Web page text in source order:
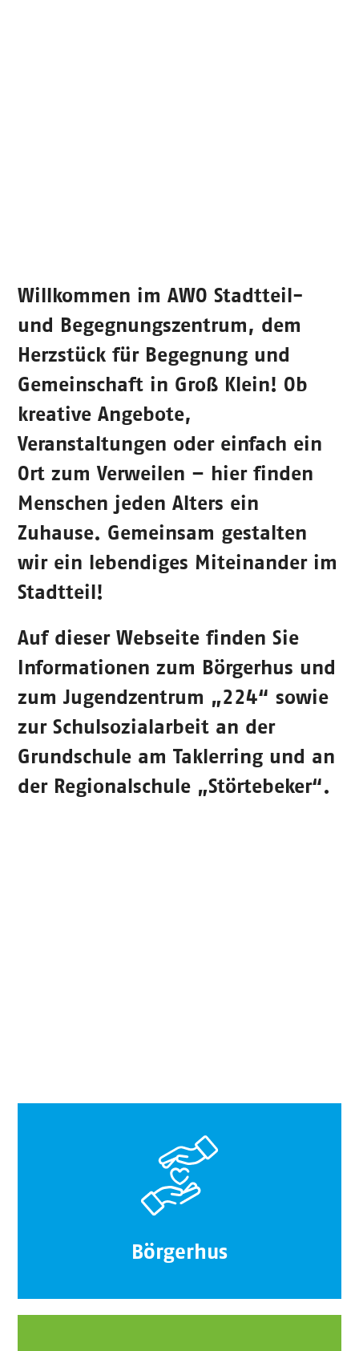
Willkommen imAWO Stadtteil-
und Begegnungszentrum, dem
Herzstück für Begegnung und
Gemeinschaft in Groß Klein! Ob
kreative Angebote,
Veranstaltungen oder einfach ein
Ort zum Verweilen – hier finden
Menschen jeden Alters ein
Zuhause. Gemeinsam gestalten
wir ein lebendiges Miteinander im
Stadtteil!
Auf dieser Webseite finden Sie
Informationen zum Börgerhus und
zum Jugendzentrum „224“ sowie
zur Schulsozialarbeit an der
Grundschule am Taklerring und an
der Regionalschule „Störtebeker“.
Börgerhus